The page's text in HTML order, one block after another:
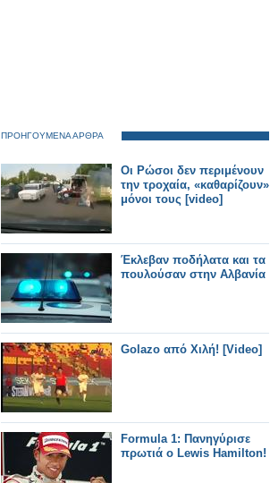
ΠΡΟΗΓΟΥΜΕΝΑ ΑΡΘΡΑ
Οι Ρώσοι δεν περιμένουν
την τροχαία, «καθαρίζουν»
μόνοι τους [video]
Έκλεβαν ποδήλατα και τα
πουλούσαν στην Αλβανία
Golazo από Χιλή! [Video]
Formula 1: Πανηγύρισε
πρωτιά ο Lewis Hamilton!